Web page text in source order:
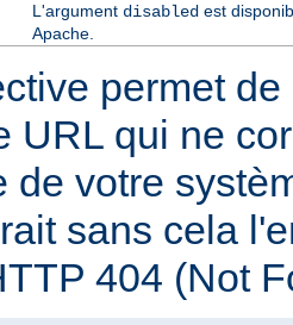
L'argument disabledest
Apache.
permet
URL qui ne
de votre
sans cela
404 (Not